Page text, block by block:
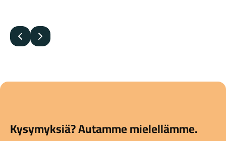
Edellinen
Seuraava
Kysymyksiä? Autamme mielellämme.